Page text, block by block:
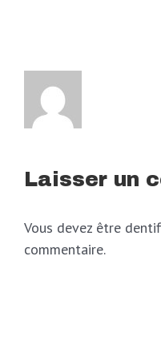
Laisser un
Vous devez être
commentaire.